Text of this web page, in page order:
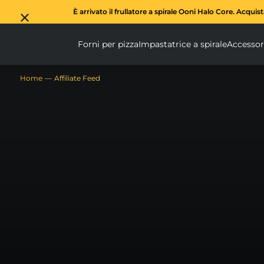
È arrivato il frullatore a spirale Ooni Halo Core.
Forni per pizza Forni per pizza
Impastatrice a spirale
Home Affiliate Feed